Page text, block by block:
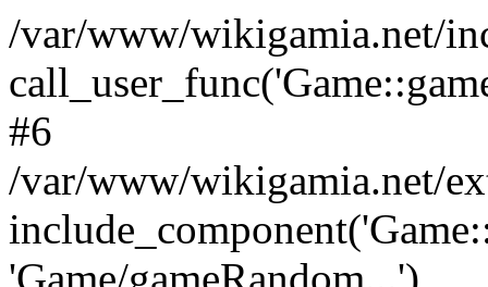
/var/www/wikigamia.net/
#6
/var/www/wikigamia.net/
'Game/gameRandom...')